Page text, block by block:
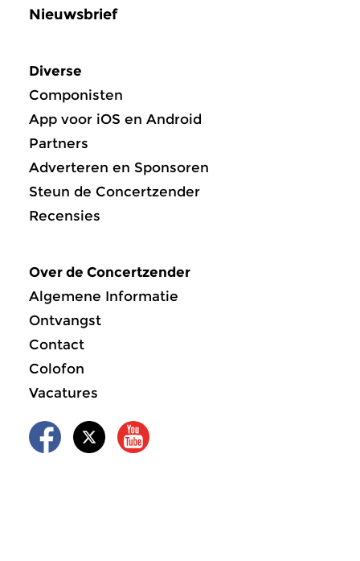
Nieuwsbrief
Diverse
Componisten
App voor iOS en Android
Partners
Adverteren en Sponsoren
Steun de Concertzender
Recensies
Over de Concertzender
Algemene Informatie
Ontvangst
Contact
Colofon
Vacatures